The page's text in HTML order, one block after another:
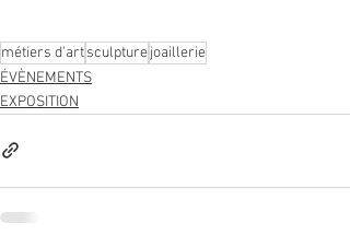
métiers d'artsculpturejoaillerie
ÉVÈNEMENTS
EXPOSITION